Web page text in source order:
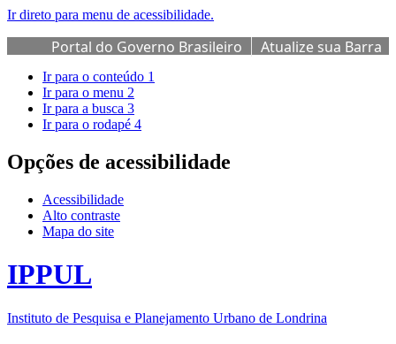
Ir direto para menu de acessibilidade.
Portal do Governo Brasileiro
Atualize sua Barra
de Governo
Ir para o conteúdo 1
Ir para o menu 2
Ir para a busca 3
Ir para o rodapé 4
Opções de acessibilidade
Acessibilidade
Alto contraste
Mapa do site
IPPUL
Instituto de Pesquisa e Planejamento Urbano de Londrina